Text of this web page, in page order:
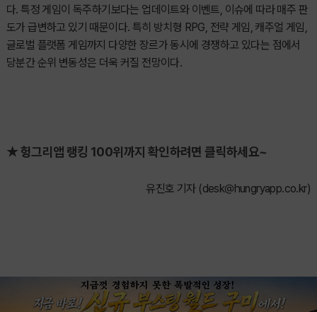
다. 특정 게임이 독주하기보다는 업데이트와 이벤트, 이슈에 따라 매주 판
도가 급변하고 있기 때문이다. 특히 방치형 RPG, 전략 게임, 캐주얼 게임,
글로벌 플랫폼 게임까지 다양한 장르가 동시에 경쟁하고 있다는 점에서
당분간 순위 변동성은 더욱 커질 전망이다.
★ 헝그리앱 랭킹 100위까지 확인하려면 클릭하세요~
유진호 기자 (desk@hungryapp.co.kr)